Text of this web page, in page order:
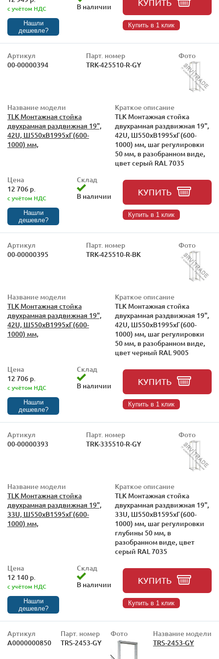
с учётом НДС
Нашли
дешевле?
В наличии
КУПИТЬ
Купить в 1 клик
Артикул
00-00000394
Парт. номер
TRK-425510-R-GY
Фото
Название модели
TLK Монтажная стойка
двухрамная раздвижная 19",
42U, Ш550xВ1995xГ(600-
1000) мм,
Краткое описание
TLK Монтажная стойка
двухрамная раздвижная 19",
42U, Ш550xВ1995xГ(600-
1000) мм, шаг регулировки
50 мм, в разобранном виде,
цвет серый RAL 7035
Цена
12 706 р.
с учётом НДС
Нашли
дешевле?
Склад
В наличии
КУПИТЬ
Купить в 1 клик
Артикул
00-00000395
Парт. номер
TRK-425510-R-BK
Фото
Название модели
TLK Монтажная стойка
двухрамная раздвижная 19",
42U, Ш550xВ1995xГ(600-
1000) мм,
Краткое описание
TLK Монтажная стойка
двухрамная раздвижная 19",
42U, Ш550xВ1995xГ(600-
1000) мм, шаг регулировки
50 мм, в разобранном виде,
цвет черный RAL 9005
Цена
12 706 р.
с учётом НДС
Нашли
дешевле?
Склад
В наличии
КУПИТЬ
Купить в 1 клик
Артикул
00-00000393
Парт. номер
TRK-335510-R-GY
Фото
Название модели
TLK Монтажная стойка
двухрамная раздвижная 19",
33U, Ш550xВ1595xГ(600-
1000) мм,
Краткое описание
TLK Монтажная стойка
двухрамная раздвижная 19",
33U, Ш550xВ1595xГ(600-
1000) мм, шаг регулировки
глубины 50 мм, в
разобранном виде, цвет
серый RAL 7035
Цена
12 140 р.
с учётом НДС
Нашли
дешевле?
Склад
В наличии
КУПИТЬ
Купить в 1 клик
Артикул
А0000000850
Парт. номер
TRS-2453-GY
Фото
Название модели
TRS-2453-GY